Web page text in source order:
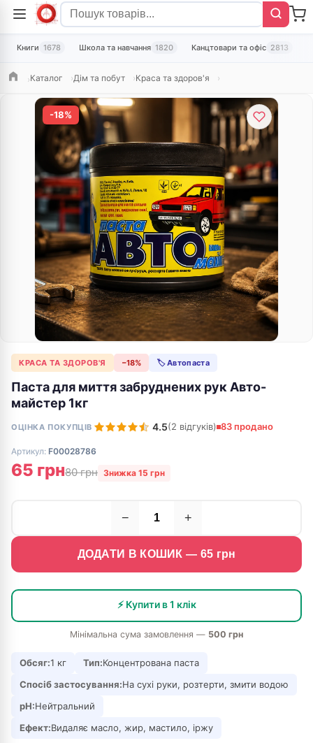
Книги 1678 Школа та навчання 1820 Канцтовари та офіс 2813
ГоловнаКаталог Дім та побут Краса та здоров'я
-18%
КРАСА ТА ЗДОРОВ'Я −18% 🏷 Автопаста
Паста для миття забруднених рук Авто-
майстер 1кг
ОЦІНКА ПОКУПЦІВ 4.5(2 відгуків) 83 продано
Артикул: F00028786
65 грн80 грн Знижка 15 грн
− +
ДОДАТИ В КОШИК — 65 грн
⚡ Купити в 1 клік
Мінімальна сума замовлення — 500 грн
Обсяг:1 кг Тип:Концентрована паста
Спосіб застосування:На сухі руки, розтерти, змити водою
pH:Нейтральний
Ефект:Видаляє масло, жир, мастило, іржу